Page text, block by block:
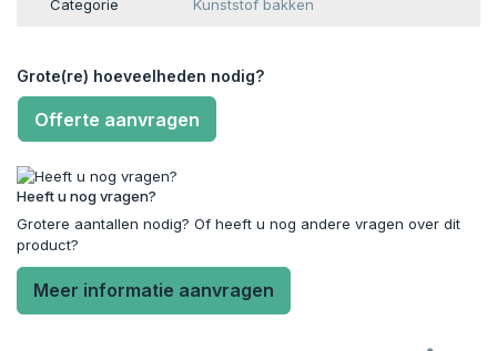
Categorie Kunststof bakken
Grote(re) hoeveelheden nodig?
Offerte aanvragen
Heeft u nog vragen?
Grotere aantallen nodig? Of heeft u nog andere vragen over dit
product?
Meer informatie aanvragen